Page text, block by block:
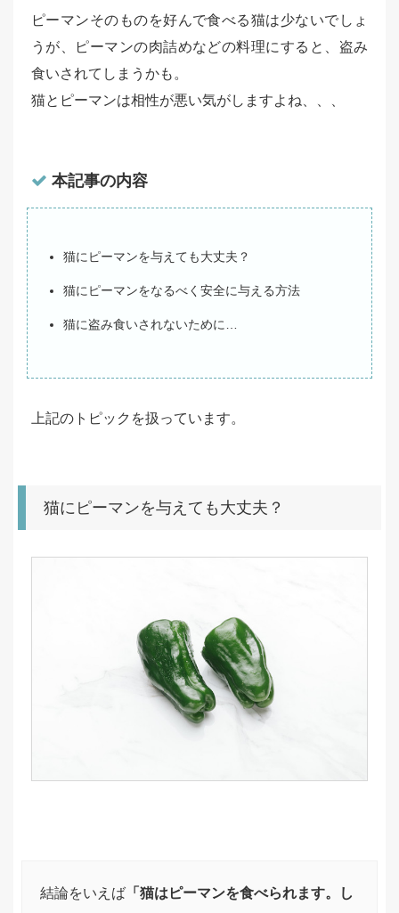
ピーマンそのものを好んで食べる猫は少ないでしょ
うが、ピーマンの肉詰めなどの料理にすると、盗み
食いされてしまうかも。
猫とピーマンは相性が悪い気がしますよね、、、
本記事の内容
猫にピーマンを与えても大丈夫？
猫にピーマンをなるべく安全に与える方法
猫に盗み食いされないために…
上記のトピックを扱っています。
猫にピーマンを与えても大丈夫？
結論をいえば 「猫はピーマンを食べられます。し